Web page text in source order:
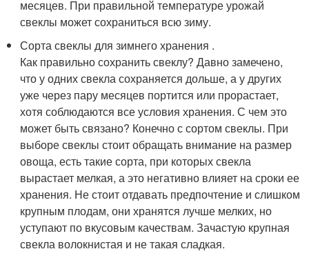
месяцев. При правильной температуре урожай
свеклы может сохраниться всю зиму.
Сорта свеклы для зимнего хранения .
Как правильно сохранить свеклу? Давно замечено,
что у одних свекла сохраняется дольше, а у других
уже через пару месяцев портится или прорастает,
хотя соблюдаются все условия хранения. С чем это
может быть связано? Конечно с сортом свеклы. При
выборе свеклы стоит обращать внимание на размер
овоща, есть такие сорта, при которых свекла
вырастает мелкая, а это негативно влияет на сроки ее
хранения. Не стоит отдавать предпочтение и слишком
крупным плодам, они хранятся лучше мелких, но
уступают по вкусовым качествам. Зачастую крупная
свекла волокнистая и не такая сладкая.